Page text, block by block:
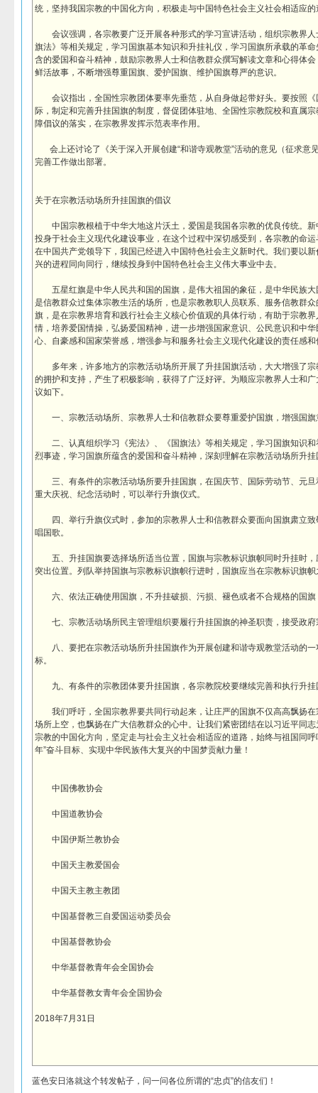
统，坚持我国宗教的中国化方向，积极走与中国特色社会主义社会相适应的
会议强调，各宗教要广泛开展各种形式的学习宣讲活动，组织宗教界人
旗法》等相关规定，学习国旗基本知识和升挂礼仪，学习国旗所承载的革
含的爱国和奋斗精神，鼓励宗教界人士和信教群众撰写解读文章和心得体
鲜活故事，不断增强尊重国旗、爱护国旗、维护国旗尊严的意识。
会议指出，全国性宗教团体要率先垂范，从自身做起带好头。要按照《
际，制定和完善升挂国旗的制度，督促团体驻地、全国性宗教院校和直属
障倡议的落实，在宗教界发挥示范表率作用。
会上还讨论了《关于深入开展创建“和谐寺观教堂”活动的意见（征求意
完善工作做出部署。
关于在宗教活动场所升挂国旗的倡议
中国宗教根植于中华大地这片沃土，爱国是我国各宗教的优良传统。新
投身于社会主义现代化建设事业，在这个过程中深切感受到，各宗教的命
在中国共产党领导下，我国已经进入中国特色社会主义新时代。我们要以
兴的进程同向同行，继续投身到中国特色社会主义伟大事业中去。
五星红旗是中华人民共和国的国旗，是伟大祖国的象征，是中华民族大
是信教群众过集体宗教生活的场所，也是宗教教职人员联系、服务信教群
旗，是在宗教界培育和践行社会主义核心价值观的具体行动，有助于宗教
情，培养爱国情操，弘扬爱国精神，进一步增强国家意识、公民意识和中
心、自豪感和国家荣誉感，增强参与和服务社会主义现代化建设的责任感和
多年来，许多地方的宗教活动场所开展了升挂国旗活动，大大增强了宗
的拥护和支持，产生了积极影响，获得了广泛好评。为顺应宗教界人士和
议如下。
一、宗教活动场所、宗教界人士和信教群众要尊重爱护国旗，增强国旗
二、认真组织学习《宪法》、《国旗法》等相关规定，学习国旗知识和
烈事迹，学习国旗所蕴含的爱国和奋斗精神，深刻理解在宗教活动场所升
三、有条件的宗教活动场所要升挂国旗，在国庆节、国际劳动节、元旦
重大庆祝、纪念活动时，可以举行升旗仪式。
四、举行升旗仪式时，参加的宗教界人士和信教群众要面向国旗肃立致
唱国歌。
五、升挂国旗要选择场所适当位置，国旗与宗教标识旗帜同时升挂时，
突出位置。列队举持国旗与宗教标识旗帜行进时，国旗应当在宗教标识旗帜
六、依法正确使用国旗，不升挂破损、污损、褪色或者不合规格的国旗
七、宗教活动场所民主管理组织要履行升挂国旗的神圣职责，接受政府
八、要把在宗教活动场所升挂国旗作为开展创建和谐寺观教堂活动的一
标。
九、有条件的宗教团体要升挂国旗，各宗教院校要继续完善和执行升挂
我们呼吁，全国宗教界要共同行动起来，让庄严的国旗不仅高高飘扬在
场所上空，也飘扬在广大信教群众的心中。让我们紧密团结在以习近平同
宗教的中国化方向，坚定走与社会主义社会相适应的道路，始终与祖国同
年”奋斗目标、实现中华民族伟大复兴的中国梦贡献力量！
中国佛教协会
中国道教协会
中国伊斯兰教协会
中国天主教爱国会
中国天主教主教团
中国基督教三自爱国运动委员会
中国基督教协会
中华基督教青年会全国协会
中华基督教女青年会全国协会
2018年7月31日
蓝色安日洛就这个转发帖子，问一问各位所谓的“忠贞”的信友们！